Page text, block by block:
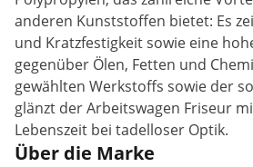
anderen Kunststoffen bietet: Es
und Kratzfestigkeit sowie eine
gegenüber Ölen, Fetten und
gewählten Werkstoffs sowie der
glänzt der Arbeitswagen Friseur
Lebenszeit bei tadelloser Optik.
Über die Marke